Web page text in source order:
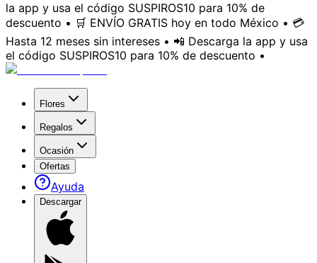
la app y usa el código SUSPIROS10 para 10% de
descuento • 🛒 ENVÍO GRATIS hoy en todo México • 💳
Hasta 12 meses sin intereses • 📲 Descarga la app y usa
el código SUSPIROS10 para 10% de descuento •
Flores
Regalos
Ocasión
Ofertas
Ayuda
Descargar